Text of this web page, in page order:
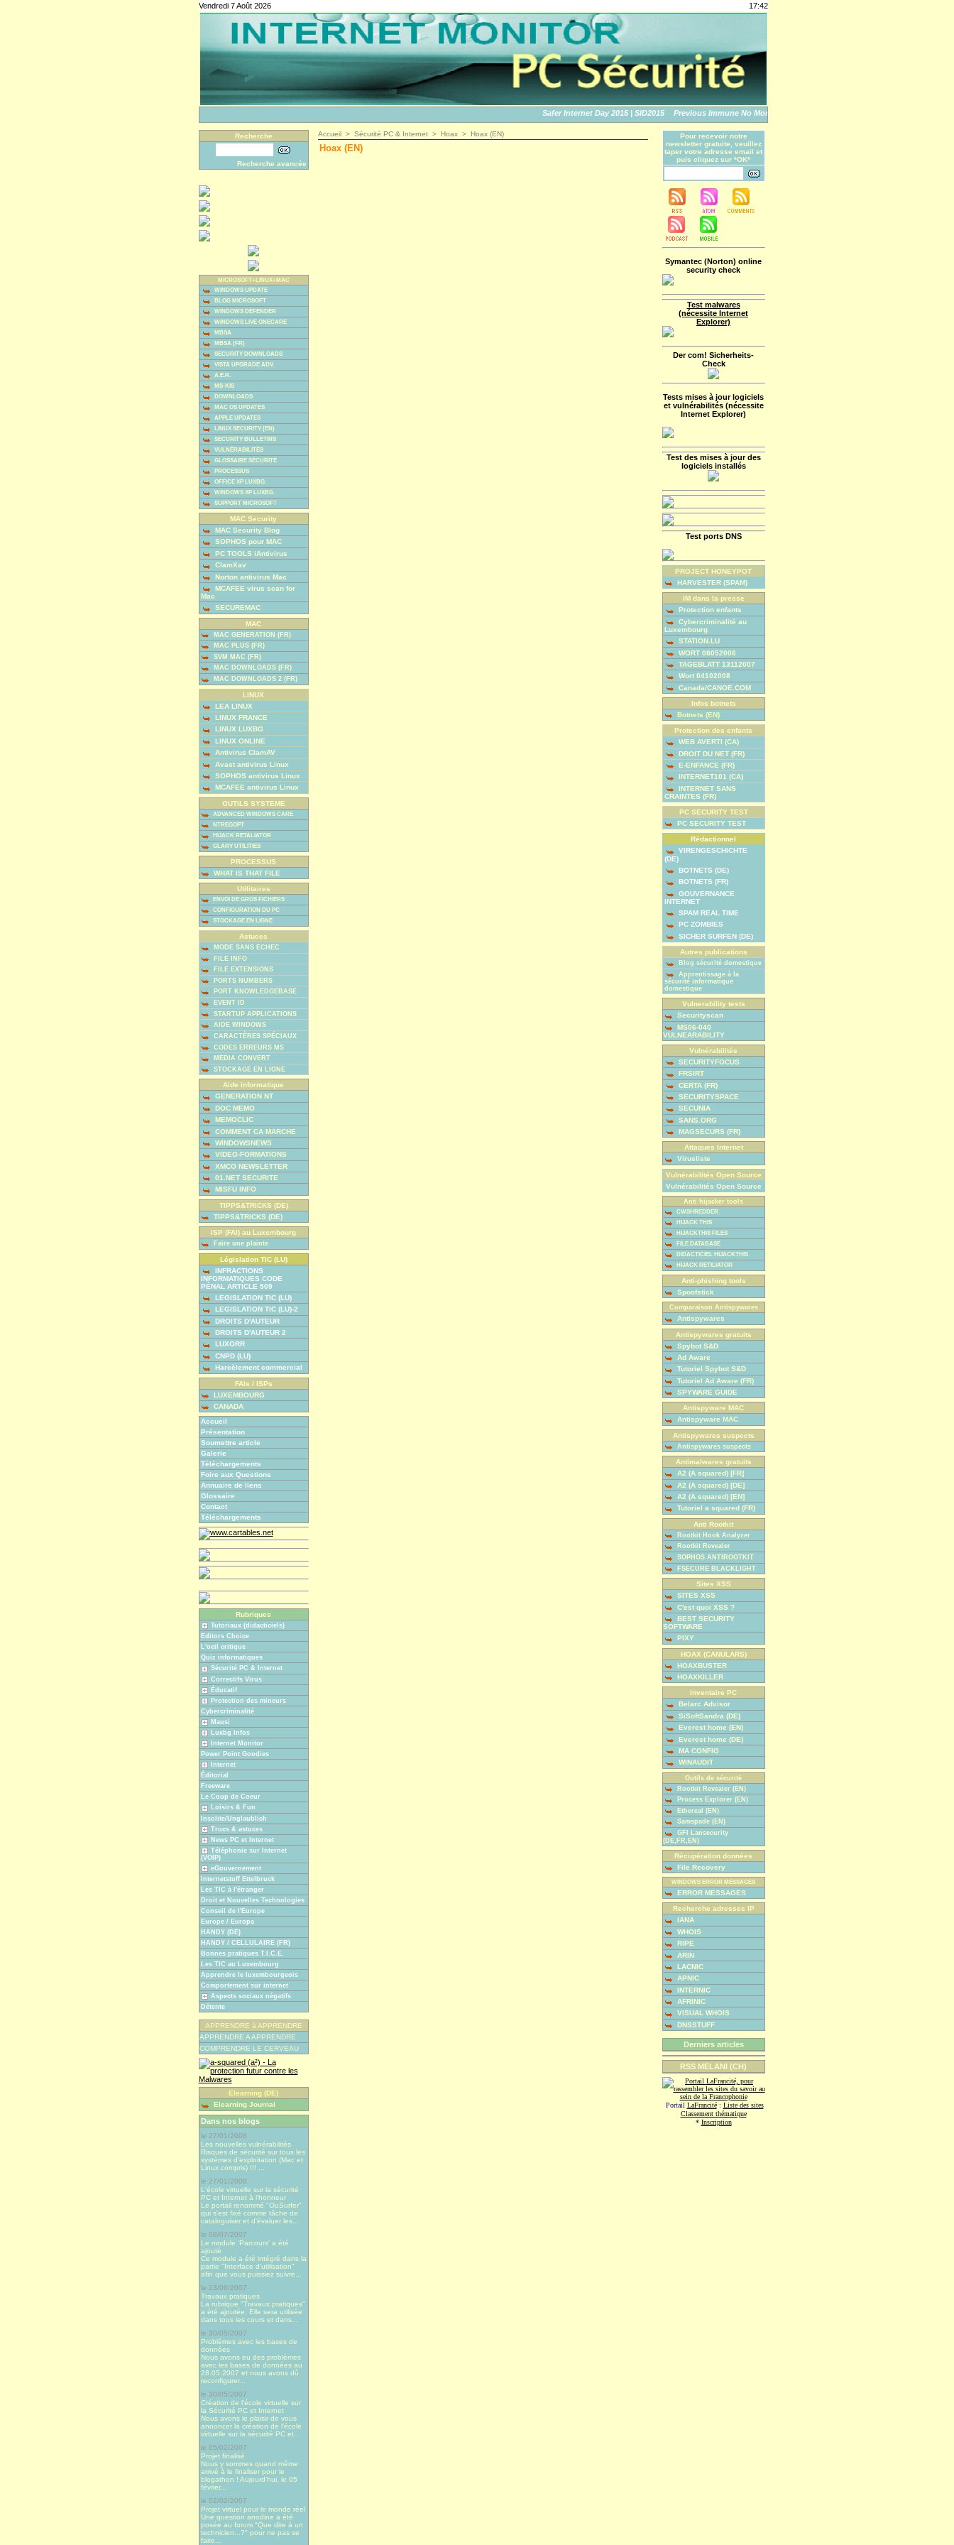
Vendredi 7 Août 2026 17:42
Safer Internet Day 2015 | SID2015 Previous Immune No More: An Apple Story
Recherche
Recherche avancée
MICROSOFT+LINUX+MAC
WINDOWS UPDATE
BLOG MICROSOFT
WINDOWS DEFENDER
WINDOWS LIVE ONECARE
MBSA
MBSA (FR)
SECURITY DOWNLOADS
VISTA UPGRADE ADV.
A.E.R.
MS-KIS
DOWNLOADS
MAC OS UPDATES
APPLE UPDATES
LINUX SECURITY (EN)
SECURITY BULLETINS
VULNÉRABILITÉS
GLOSSAIRE SÉCURITÉ
PROCESSUS
OFFICE XP LUXBG.
WINDOWS XP LUXBG.
SUPPORT MICROSOFT
MAC Security
MAC Security Blog
SOPHOS pour MAC
PC TOOLS iAntivirus
ClamXav
Norton antivirus Mac
MCAFEE virus scan for
Mac
SECUREMAC
MAC
MAC GENERATION (FR)
MAC PLUS (FR)
SVM MAC (FR)
MAC DOWNLOADS (FR)
MAC DOWNLOADS 2 (FR)
LINUX
LEA LINUX
LINUX FRANCE
LINUX LUXBG
LINUX ONLINE
Antivirus ClamAV
Avast antivirus Linux
SOPHOS antivirus Linux
MCAFEE antivirus Linux
OUTILS SYSTEME
ADVANCED WINDOWS CARE
NTREGOPT
HIJACK RETALIATOR
GLARY UTILITIES
PROCESSUS
WHAT IS THAT FILE
Utilitaires
ENVOI DE GROS FICHIERS
CONFIGURATION DU PC
STOCKAGE EN LIGNE
Astuces
MODE SANS ECHEC
FILE INFO
FILE EXTENSIONS
PORTS NUMBERS
PORT KNOWLEDGEBASE
EVENT ID
STARTUP APPLICATIONS
AIDE WINDOWS
CARACTÈRES SPÉCIAUX
CODES ERREURS MS
MEDIA CONVERT
STOCKAGE EN LIGNE
Aide informatique
GENERATION NT
DOC MEMO
MEMOCLIC
COMMENT CA MARCHE
WINDOWSNEWS
VIDEO-FORMATIONS
XMCO NEWSLETTER
01.NET SECURITE
MISFU INFO
TIPPS&TRICKS (DE)
TIPPS&TRICKS (DE)
ISP (FAI) au Luxembourg
Faire une plainte
Législation TIC (LU)
INFRACTIONS
INFORMATIQUES CODE
PÉNAL ARTICLE 509
LEGISLATION TIC (LU)
LEGISLATION TIC (LU)-2
DROITS D'AUTEUR
DROITS D'AUTEUR 2
LUXORR
CNPD (LU)
Harcèlement commercial
FAIs / ISPs
LUXEMBOURG
CANADA
Accueil
Présentation
Soumettre article
Galerie
Téléchargements
Foire aux Questions
Annuaire de liens
Glossaire
Contact
Téléchargements
Rubriques
Tutoriaux (didacticiels)
Editors Choice
L'oeil critique
Quiz informatiques
Sécurité PC & Internet
Correctifs Virus
Éducatif
Protection des mineurs
Cybercriminalité
Mausi
Luxbg Infos
Internet Monitor
Power Point Goodies
Internet
Éditorial
Freeware
Le Coup de Coeur
Loisirs & Fun
Insolite/Unglaublich
Trucs & astuces
News PC et Internet
Téléphonie sur Internet
(VOIP)
eGouvernement
Internetstuff Ettelbruck
Les TIC à l'étranger
Droit et Nouvelles Technologies
Conseil de l'Europe
Europe / Europa
HANDY (DE)
HANDY / CELLULAIRE (FR)
Bonnes pratiques T.I.C.E.
Les TIC au Luxembourg
Apprendre le luxembourgeois
Comportement sur internet
Aspects sociaux négatifs
Détente
APPRENDRE à APPRENDRE
APPRENDRE A APPRENDRE
COMPRENDRE LE CERVEAU
Elearning (DE)
Elearning Journal
Dans nos blogs
le 27/01/2008
Les nouvelles vulnérabilités
Risques de sécurité sur tous les
systèmes d'exploitation (Mac et
Linux compris) !!! ...
le 27/01/2008
L'école virtuelle sur la sécurité
PC et Internet à l'honneur
Le portail renommé "OuSurfer"
qui s'est fixé comme tâche de
cataloguiser et d'évaluer les...
le 08/07/2007
Le module 'Parcours' a été
ajouté
Ce module a été intégré dans la
partie "Interface d'utilisation"
afin que vous puissiez suivre...
le 23/06/2007
Travaux pratiques
La rubrique "Travaux pratiques"
a été ajoutée. Elle sera utilisée
dans tous les cours et dans...
le 30/05/2007
Problèmes avec les bases de
données
Nous avons eu des problèmes
avec les bases de données au
28.05.2007 et nous avons dû
reconfigurer...
le 30/05/2007
Création de l'école virtuelle sur
la Sécurité PC et Internet
Nous avons le plaisir de vous
annoncer la création de l'école
virtuelle sur la sécurité PC et...
le 05/02/2007
Projet finalisé
Nous y sommes quand même
arrivé à le finaliser pour le
blogathon ! Aujourd’hui, le 05
février...
le 02/02/2007
Projet virtuel pour le monde réel
Une question anodine a été
posée au forum "Que dire à un
technicien...?" pour ne pas se
faire...
Accueil > Sécurité PC & Internet > Hoax > Hoax (EN)
Hoax (EN)
Pour recevoir notre
newsletter gratuite, veuillez
taper votre adresse email et
puis cliquez sur *OK*
Symantec (Norton) online
security check
Test malwares
(nécessite Internet
Explorer)
Der com! Sicherheits-
Check
Tests mises à jour logiciels
et vulnérabilités (nécessite
Internet Explorer)
Test des mises à jour des
logiciels installés
Test ports DNS
PROJECT HONEYPOT
HARVESTER (SPAM)
IM dans la presse
Protection enfants
Cybercriminalité au
Luxembourg
STATION.LU
WORT 08052006
TAGEBLATT 13112007
Wort 04102008
Canada/CANOE.COM
Infos botnets
Botnets (EN)
Protection des enfants
WEB AVERTI (CA)
DROIT DU NET (FR)
E-ENFANCE (FR)
INTERNET101 (CA)
INTERNET SANS
CRAINTES (FR)
PC SECURITY TEST
PC SECURITY TEST
Rédactionnel
VIRENGESCHICHTE
(DE)
BOTNETS (DE)
BOTNETS (FR)
GOUVERNANCE
INTERNET
SPAM REAL TIME
PC ZOMBIES
SICHER SURFEN (DE)
Autres publications
Blog sécurité domestique
Apprentissage à la
sécurité informatique
domestique
Vulnerability tests
Securityscan
MS06-040
VULNEARABILITY
Vulnérabilités
SECURITYFOCUS
FRSIRT
CERTA (FR)
SECURITYSPACE
SECUNIA
SANS.ORG
MAGSECURS (FR)
Attaques Internet
Virusliste
Vulnérabilités Open Source
Vulnérabilités Open Source
Anti hijacker tools
CWSHREDDER
HIJACK THIS
HIJACKTHIS FILES
FILE DATABASE
DIDACTICIEL HIJACKTHIS
HIJACK RETILIATOR
Anti-phishing tools
Spoofstick
Comparaison Antispywares
Antispywares
Antispywares gratuits
Spybot S&D
Ad Aware
Tutoriel Spybot S&D
Tutoriel Ad Aware (FR)
SPYWARE GUIDE
Antispyware MAC
Antispyware MAC
Antispywares suspects
Antispywares suspects
Antimalwares gratuits
A2 (A squared) [FR]
A2 (A squared) [DE]
A2 (A squared) [EN]
Tutoriel a squared (FR)
Anti Rootkit
Rootkit Hook Analyzer
Rootkit Revealer
SOPHOS ANTIROOTKIT
FSECURE BLACKLIGHT
Sites XSS
SITES XSS
C'est quoi XSS ?
BEST SECURITY
SOFTWARE
PIXY
HOAX (CANULARS)
HOAXBUSTER
HOAXKILLER
Inventaire PC
Belarc Advisor
SiSoftSandra (DE)
Everest home (EN)
Everest home (DE)
MA CONFIG
WINAUDIT
Outils de sécurité
Rootkit Revealer (EN)
Process Explorer (EN)
Ethereal (EN)
Samspade (EN)
GFI Lansecurity
(DE,FR,EN)
Récupération données
File Recovery
WINDOWS ERROR MESSAGES
ERROR MESSAGES
Recherche adresses IP
IANA
WHOIS
RIPE
ARIN
LACNIC
APNIC
INTERNIC
AFRINIC
VISUAL WHOIS
DNSSTUFF
Derniers articles
RSS MELANI (CH)
Portail LaFrancité: Liste des sites
Classement thématique
* Inscription